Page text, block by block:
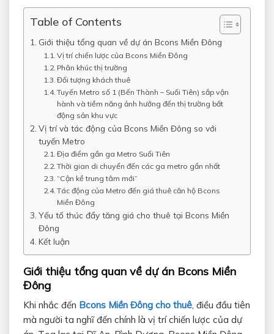
Table of Contents
Giới thiệu tổng quan về dự án Bcons Miền Đông
Vị trí chiến lược của Bcons Miền Đông
Phân khúc thị trường
Đối tượng khách thuê
Tuyến Metro số 1 (Bến Thành – Suối Tiên) sắp vận
hành và tiềm năng ảnh hưởng đến thị trường bất
động sản khu vực
Vị trí và tác động của Bcons Miền Đông so với
tuyến Metro
Địa điểm gần ga Metro Suối Tiên
Thời gian di chuyển đến các ga metro gần nhất
“Cận kề trung tâm mới”
Tác động của Metro đến giá thuê căn hộ Bcons
Miền Đông
Yếu tố thúc đẩy tăng giá cho thuê tại Bcons Miền
Đông
Kết luận
Giới thiệu tổng quan về dự án Bcons Miền
Đông
Khi nhắc đến Bcons Miền Đông cho thuê, điều đầu tiên
mà người ta nghĩ đến chính là vị trí chiến lược của dự